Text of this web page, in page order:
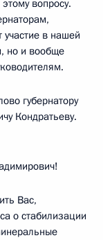
вопросу.
в нашей
но и вообще
губернатору
Кондратьеву.
Вас,
о стабилизации